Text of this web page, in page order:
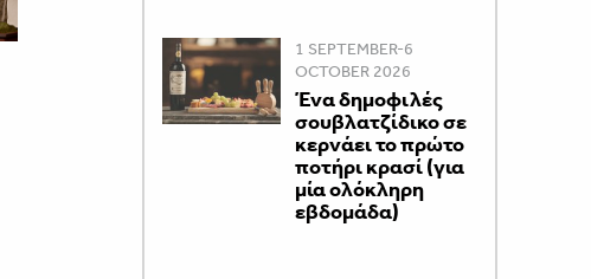
1 SEPTEMBER-6
OCTOBER 2026
Ένα δημοφιλές
σουβλατζίδικο σε
κερνάει το πρώτο
ποτήρι κρασί (για
μία ολόκληρη
εβδομάδα)